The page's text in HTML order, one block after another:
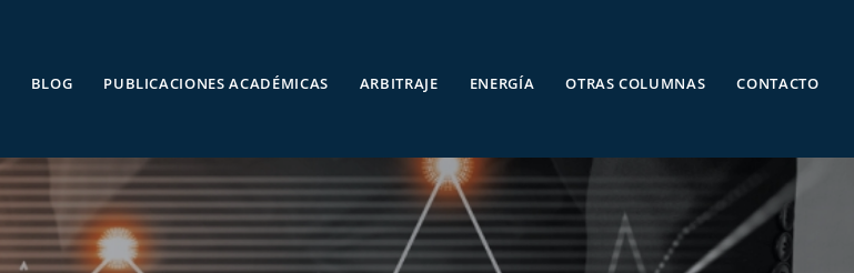
BLOG PUBLICACIONES ACADÉMICAS ARBITRAJE ENERGÍA OTRAS COLUMNAS CONTACTO